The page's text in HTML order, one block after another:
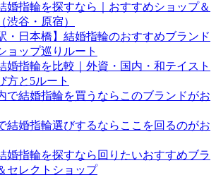
婚指輪を探すなら｜おすすめショップ＆
渋谷・原宿）
・日本橋】結婚指輪のおすすめブランド
ョップ巡りルート
婚指輪を比較｜外資・国内・和テイスト
方と5ルート
で結婚指輪を買うならこのブランドがお
結婚指輪選びするならここを回るのがお
婚指輪を探すなら回りたいおすすめブラ
セレクトショップ